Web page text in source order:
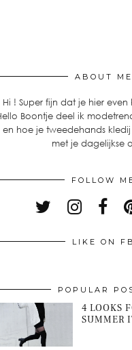
ABOUT ME
Hi ! Super fijn dat je hier
Boontje deel ik
en hoe je tweedehands
met je dagelijkse
FOLLOW
LIKE ON FB
POPULAR
4 LOOKS
SUMMER